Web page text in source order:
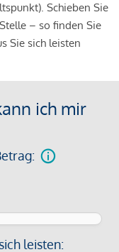
Schieben Sie
– so finden Sie
Sie sich leisten
ich mir
leisten: